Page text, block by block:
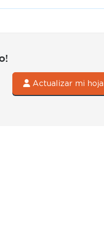
Actualizar mi